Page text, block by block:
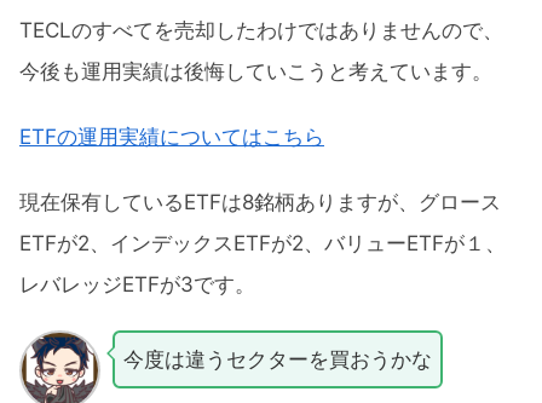
TECLのすべてを売却したわけではありませんので、
今後も運用実績は後悔していこうと考えています。
ETFの運用実績についてはこちら
現在保有しているETFは8銘柄ありますが、グロース
ETFが2、インデックスETFが2、バリューETFが１、
レバレッジETFが3です。
今度は違うセクターを買おうかな